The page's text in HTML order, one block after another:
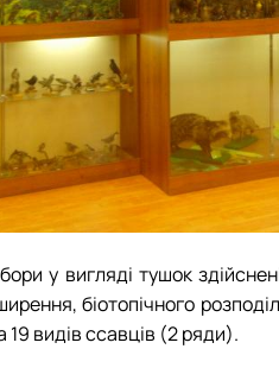
у вигляді тушок
біотопічного
19 видів ссавців (2 ряди).